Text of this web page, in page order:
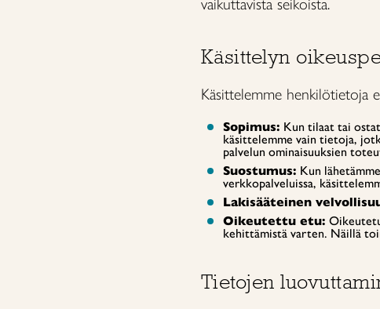
vaikuttavista seikoista.
Käsittelyn
Käsittelemme henkilötietoja
Sopimus: Kun tilaat tai
käsittelemme vain tietoja,
palvelun ominaisuuksien
Suostumus: Kun
verkkopalveluissa,
Lakisääteinen
Oikeutettu etu:
kehittämistä varten. Näillä
Tietojen